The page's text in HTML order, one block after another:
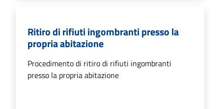
Ritiro di rifiuti ingombranti presso la
propria abitazione
Procedimento di ritiro di rifiuti ingombranti
presso la propria abitazione